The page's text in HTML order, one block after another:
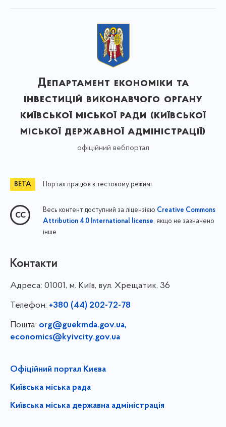
Департамент економіки та
інвестицій виконавчого органу
київської міської ради (київської
міської державної адміністрації)
офіційний вебпортал
Портал працює в тестовому режимі
Весь контент доступний за ліцензією Creative Commons
Attribution 4.0 International license, якщо не зазначено
інше
Контакти
Адреса: 01001, м. Київ, вул. Хрещатик, 36
Телефон: +380 (44) 202-72-78
Пошта: org@guekmda.gov.ua,
economics@kyivcity.gov.ua
Офіційний портал Києва
Київська міська рада
Київська міська державна адміністрація